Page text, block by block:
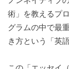
術」を教えるプ
グラムの中で最
き方という「英